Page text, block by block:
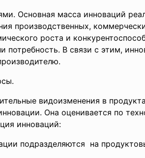
Основная масса инноваций
производственных,
роста и
потребность. В связи с этим,
видоизменения в
Она оценивается по
инноваций:
подразделяются на